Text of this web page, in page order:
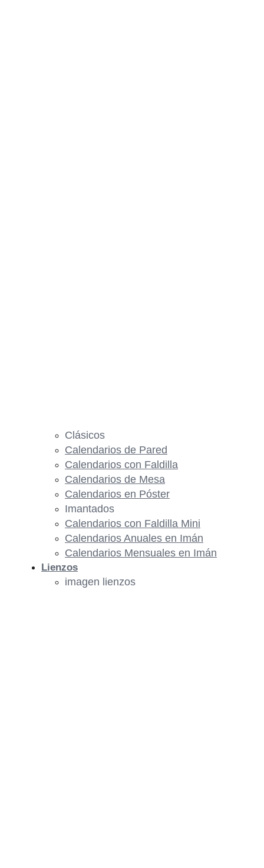
Clásicos
Calendarios de Pared
Calendarios con Faldilla
Calendarios de Mesa
Calendarios en Póster
Imantados
Calendarios con Faldilla Mini
Calendarios Anuales en Imán
Calendarios Mensuales en Imán
Lienzos
imagen lienzos